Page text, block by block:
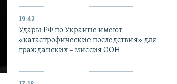
19:42
Удары РФ по Украине имеют
«катастрофические последствия» для
гражданских – миссия ООН